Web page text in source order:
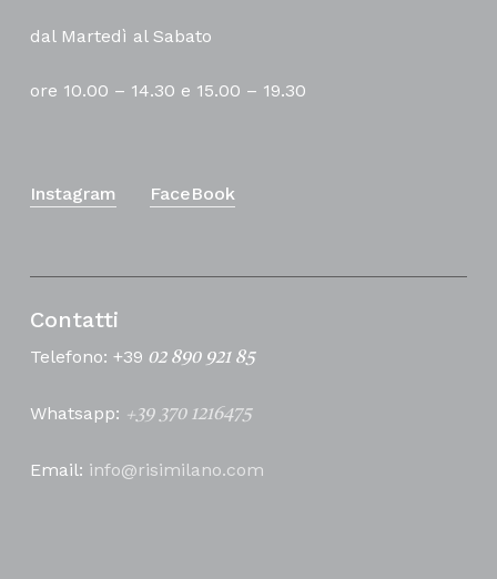
dal Martedì al Sabato
ore 10.00 – 14.30 e 15.00 – 19.30
Instagram FaceBook
Contatti
Telefono: +39 02 890 921 85
Whatsapp: +39 370 1216475
Email: info@risimilano.com